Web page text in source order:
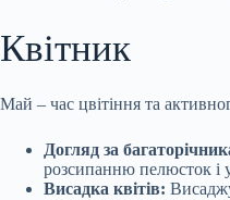
Квітник
Май – час цвітіння та
Догляд за
розсипанню пелюсток і
Висадка квітів: